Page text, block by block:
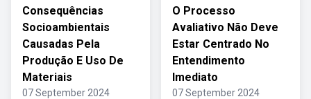
Consequências
Socioambientais
Causadas Pela
Produção E Uso De
Materiais
07 September 2024
O Processo
Avaliativo Não Deve
Estar Centrado No
Entendimento
Imediato
07 September 2024